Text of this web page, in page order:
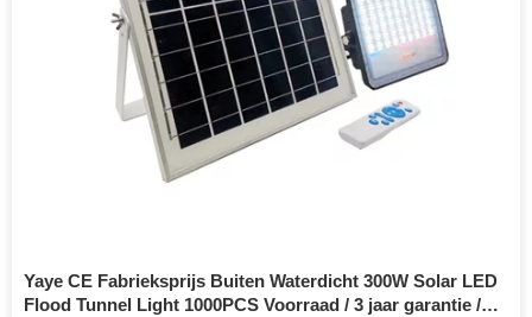
Yaye CE Fabrieksprijs Buiten Waterdicht 300W Solar LED
Flood Tunnel Light 1000PCS Voorraad / 3 jaar garantie /